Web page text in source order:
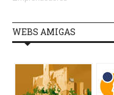
WEBS AMIGAS